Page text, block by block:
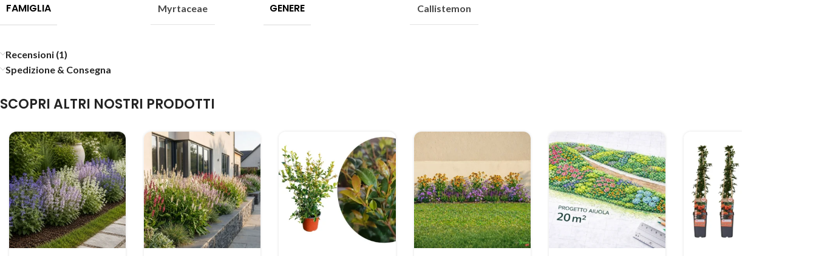
FAMIGLIA Myrtaceae GENERE Callistemon
Recensioni (1)
Spedizione & Consegna
SCOPRI ALTRI NOSTRI PRODOTTI